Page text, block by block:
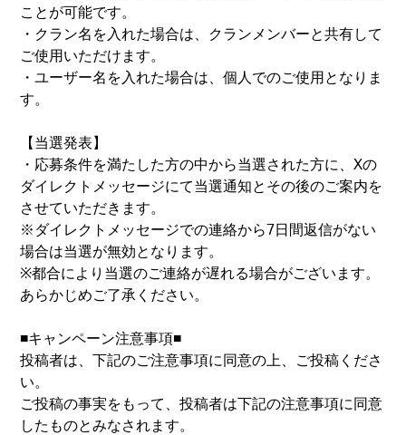
ことが可能です。
・クラン名を入れた場合は、クランメンバーと共有して
ご使用いただけます。
・ユーザー名を入れた場合は、個人でのご使用となりま
す。
【当選発表】
・応募条件を満たした方の中から当選された方に、Xの
ダイレクトメッセージにて当選通知とその後のご案内を
させていただきます。
※ダイレクトメッセージでの連絡から7日間返信がない
場合は当選が無効となります。
※都合により当選のご連絡が遅れる場合がございます。
あらかじめご了承ください。
■キャンペーン注意事項■
投稿者は、下記のご注意事項に同意の上、ご投稿くださ
い。
ご投稿の事実をもって、投稿者は下記の注意事項に同意
したものとみなされます。